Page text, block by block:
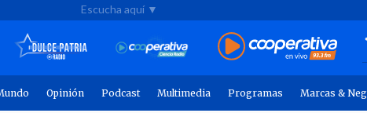
Escucha aquí ▼
Opinión Podcast Multimedia Programas Marcas &